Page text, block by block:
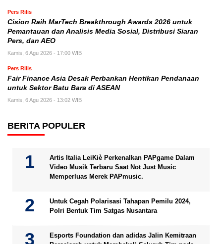
Pers Rilis
Cision Raih MarTech Breakthrough Awards 2026 untuk
Pemantauan dan Analisis Media Sosial, Distribusi Siaran
Pers, dan AEO
Kamis, 6 Agu 2026 - 17:00 WIB
Pers Rilis
Fair Finance Asia Desak Perbankan Hentikan Pendanaan
untuk Sektor Batu Bara di ASEAN
Kamis, 6 Agu 2026 - 13:02 WIB
BERITA POPULER
Artis Italia LeiKiè Perkenalkan PAPgame Dalam
Video Musik Terbaru Saat Not Just Music
Memperluas Merek PAPmusic.
Untuk Cegah Polarisasi Tahapan Pemilu 2024,
Polri Bentuk Tim Satgas Nusantara
Esports Foundation dan adidas Jalin Kemitraan